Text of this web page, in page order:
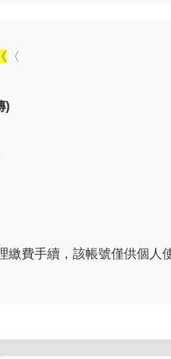
《 〈
)
費手續，該帳號僅供個人